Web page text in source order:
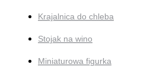
Krajalnica do chleba
Stojak na wino
Miniaturowa figurka